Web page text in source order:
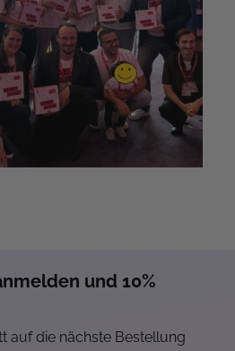
und 10%
auf die nächste Bestellung